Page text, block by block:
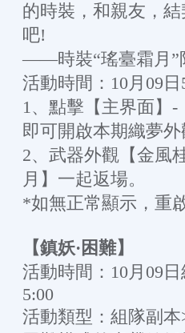
的時裝，和親友，
吧!
——時裝“瑤臺霜月”
活動時間：10月09日
1、點擊【主界面】-
即可開啟本期織夢外
2、武器外觀【金風
月】一起返場。
*如無正常顯示，重
【鎮妖·困難】
活動時間：10月09日
5:00
活動類型：組隊副本